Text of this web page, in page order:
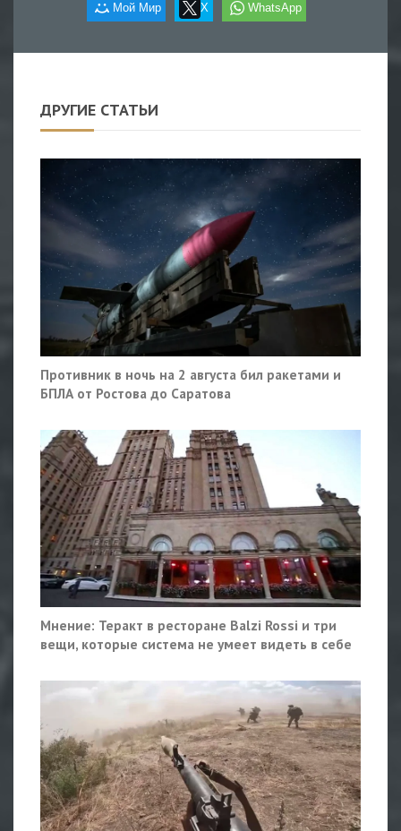
Мой Мир X WhatsApp
ДРУГИЕ СТАТЬИ
Противник в ночь на 2 августа бил ракетами и
БПЛА от Ростова до Саратова
Мнение: Теракт в ресторане Balzi Rossi и три
вещи, которые система не умеет видеть в себе